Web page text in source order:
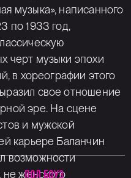
музы­ка», написанного
по 1933 год,
черт музыки эпохи
в хореографии этого
свое отношение
эре. На сцене
и муж­ской
карьере Баланчин
возможности
не женского
ПОЛ БОУЗ